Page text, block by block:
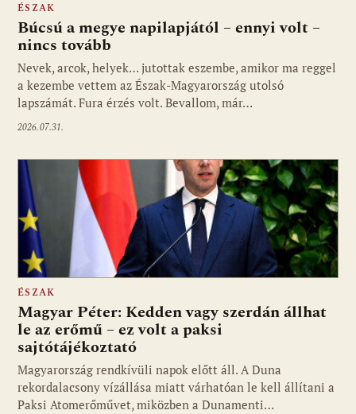
ÉSZAK
Búcsú a megye napilapjától – ennyi volt –
nincs tovább
Nevek, arcok, helyek… jutottak eszembe, amikor ma reggel
a kezembe vettem az Észak-Magyarország utolsó
lapszámát. Fura érzés volt. Bevallom, már…
2026.07.31.
ÉSZAK
Magyar Péter: Kedden vagy szerdán állhat
le az erőmű – ez volt a paksi
sajtótájékoztató
Magyarország rendkívüli napok előtt áll. A Duna
rekordalacsony vízállása miatt várhatóan le kell állítani a
Paksi Atomerőművet, miközben a Dunamenti…